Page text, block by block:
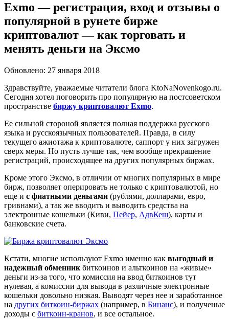
Exmo — регистрация, вход и отзывы о
популярной в рунете бирже
криптовалют — как торговать и
менять деньги на Эксмо
Обновлено: 27 января 2018
Здравствуйте, уважаемые читатели блога KtoNaNovenkogo.ru.
Сегодня хотел поговорить про популярную на постсоветском
пространстве биржу криптовалют Exmo.
Ее сильной стороной является полная поддержка русского
языка и русскоязычных пользователей. Правда, в силу
текущего ажиотажа к криптовалюте, саппорт у них загружен
сверх меры. Но пусть лучше так, чем вообще прекращение
регистраций, происходящее на других популярных биржах.
Кроме этого Эксмо, в отличии от многих популярных в мире
бирж, позволяет оперировать не только с криптовалютой, но
еще и с фиатными деньгами (рублями, долларами, евро,
гривнами), а так же вводить и выводить средства на
электронные кошельки (Киви, Пейер, АдвКеш), карты и
банковские счета.
Кстати, многие используют Exmo именно как выгодный и
надежный обменник биткоинов и альткоинов на «живые»
деньги из-за того, что комиссия на ввод биткоинов тут
нулевая, а комиссии для вывода в различные электронные
кошельки довольно низкая. Выводят через нее и заработанное
на других биткоин-биржах (например, в Бинанс), и полученые
доходы с биткоин-кранов, и все остальное.